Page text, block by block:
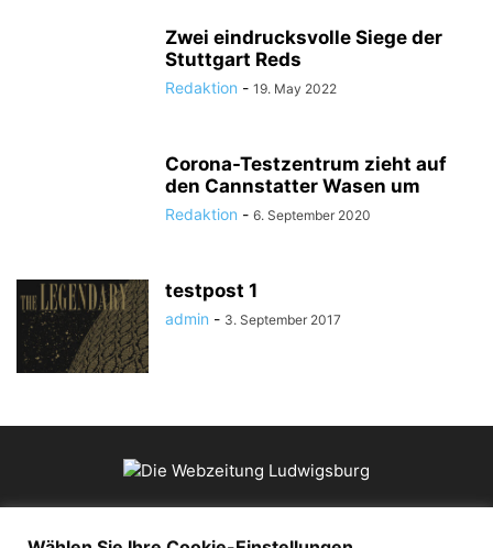
Zwei eindrucksvolle Siege der
Stuttgart Reds
Redaktion - 19. May 2022
Corona-Testzentrum zieht auf
den Cannstatter Wasen um
Redaktion - 6. September 2020
testpost 1
admin - 3. September 2017
ÜBER UNS